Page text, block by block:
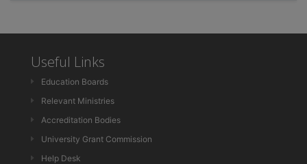
Useful Links
Education Boards
Relevant Ministries
Accreditation Bodies
University Grant Commission
Help Desk